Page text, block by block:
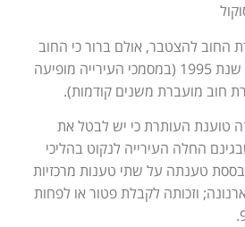
החוב להצטבר, אולם ברור כי החוב
החל להצטבר עוד לפני שנת 1995 (במסמכי העירייה מופיעה
טוענת העותרת כי יש לבטל את
החלה העירייה לנקוט בהליכי
טענתה על שתי טענות מרכזיות
וזכותה לקבלת פטור או לפחות